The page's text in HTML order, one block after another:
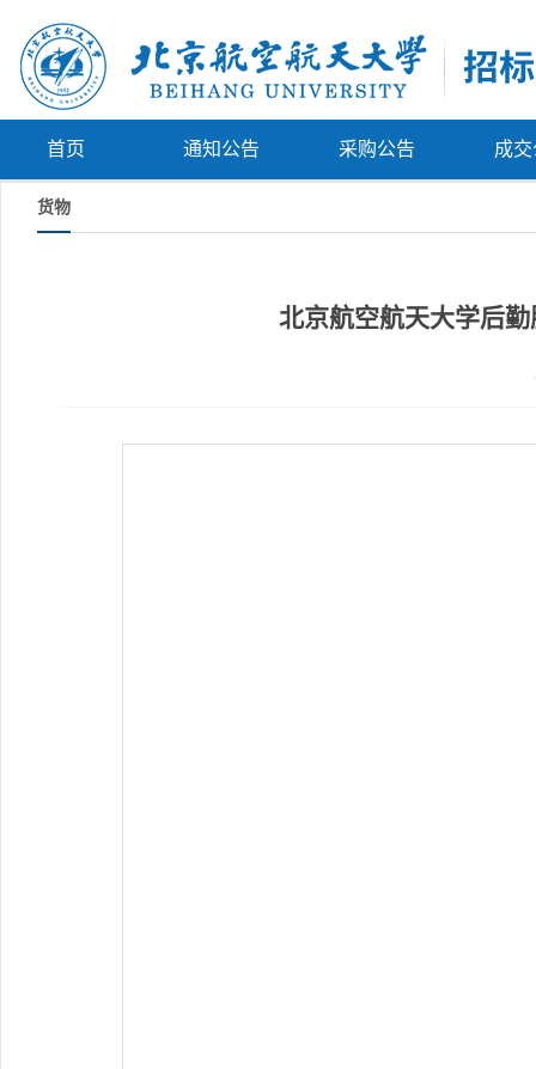
首页 通知公告 采购公告 成
货物
北京航空航天大学后